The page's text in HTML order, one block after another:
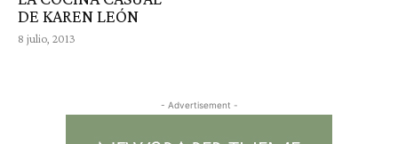
DE KAREN LEÓN
8 julio, 2013
- Advertisement -